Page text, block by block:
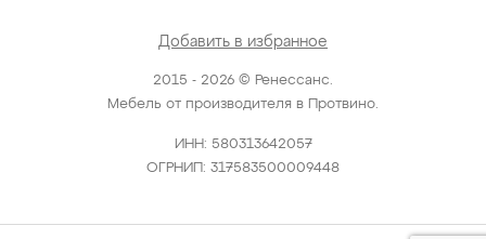
2015 - 2026 © Ренессанс.
Мебель от производителя в Протвино.
ИНН: 580313642057
ОГРНИП: 317583500009448
Добавить в избранное